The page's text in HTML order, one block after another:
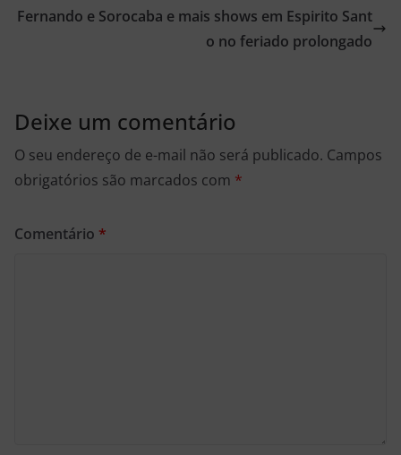
Fernando e Sorocaba e mais shows em Espirito Sant
o no feriado prolongado
Deixe um comentário
O seu endereço de e-mail não será publicado. Campos
obrigatórios são marcados com *
Comentário *